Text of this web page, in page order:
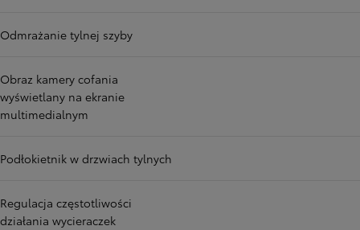
Odmrażanie tylnej szyby
Obraz kamery cofania
wyświetlany na ekranie
multimedialnym
Podłokietnik w drzwiach tylnych
Regulacja częstotliwości
działania wycieraczek